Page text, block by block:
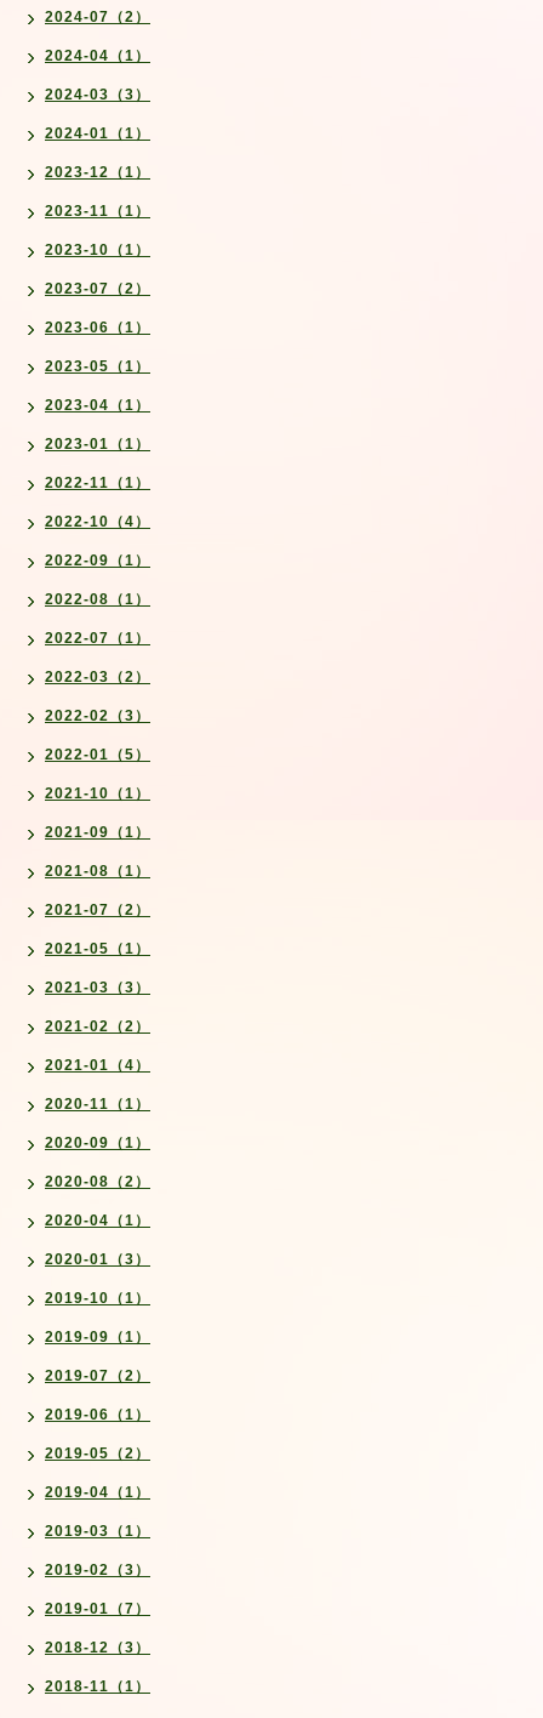
2024-07（2）
2024-04（1）
2024-03（3）
2024-01（1）
2023-12（1）
2023-11（1）
2023-10（1）
2023-07（2）
2023-06（1）
2023-05（1）
2023-04（1）
2023-01（1）
2022-11（1）
2022-10（4）
2022-09（1）
2022-08（1）
2022-07（1）
2022-03（2）
2022-02（3）
2022-01（5）
2021-10（1）
2021-09（1）
2021-08（1）
2021-07（2）
2021-05（1）
2021-03（3）
2021-02（2）
2021-01（4）
2020-11（1）
2020-09（1）
2020-08（2）
2020-04（1）
2020-01（3）
2019-10（1）
2019-09（1）
2019-07（2）
2019-06（1）
2019-05（2）
2019-04（1）
2019-03（1）
2019-02（3）
2019-01（7）
2018-12（3）
2018-11（1）